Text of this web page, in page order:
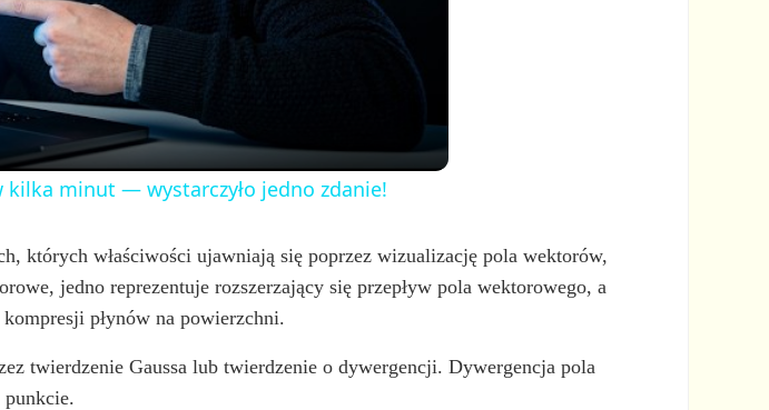
l
a
y
i
d
kilka minut — wystarczyło jedno zdanie!
których właściwości ujawniają się poprzez wizualizację pola wektorów,
jedno reprezentuje rozszerzający się przepływ pola wektorowego, a
płynów na powierzchni.
twierdzenie Gaussa lub twierdzenie o dywergencji. Dywergencja pola
punkcie.